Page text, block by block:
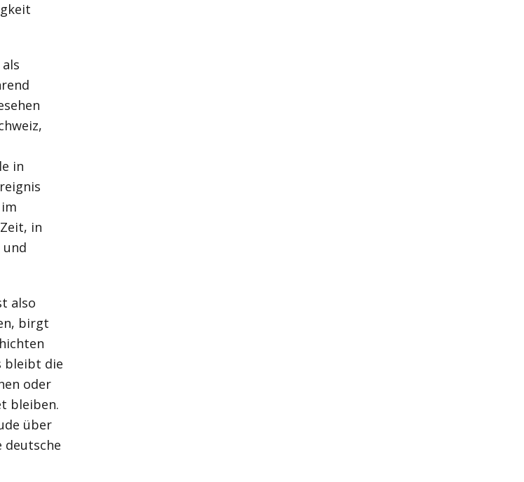
in
in
also
birgt
bleibt die
oder
bleiben.
über
deutsche